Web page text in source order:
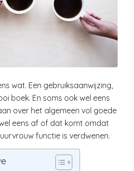
wat. Een gebruiksaanwijzing,
boek. En soms ook wel eens
over het algemeen vol goede
eens af of dat komt omdat
functie is verdwenen.